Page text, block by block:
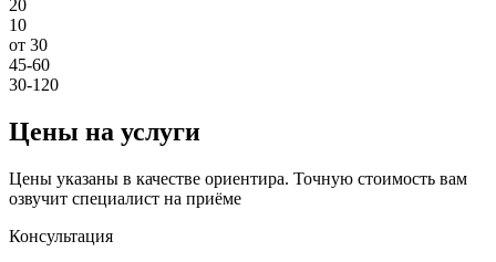
20
10
от 30
45-60
30-120
Цены на услуги
Цены указаны в качестве ориентира. Точную стоимость вам
озвучит специалист на приёме
Консультация